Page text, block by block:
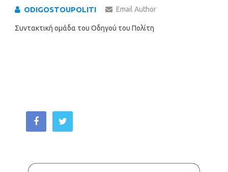
ODIGOSTOUPOLITI Email Author
Συντακτική ομάδα του Οδηγού του Πολίτη